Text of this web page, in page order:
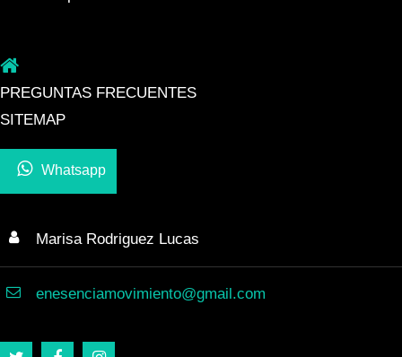
Whatsapp
PREGUNTAS FRECUENTES
SITEMAP
CONTACTO
Marisa Rodriguez Lucas
enesenciamovimiento@gmail.com